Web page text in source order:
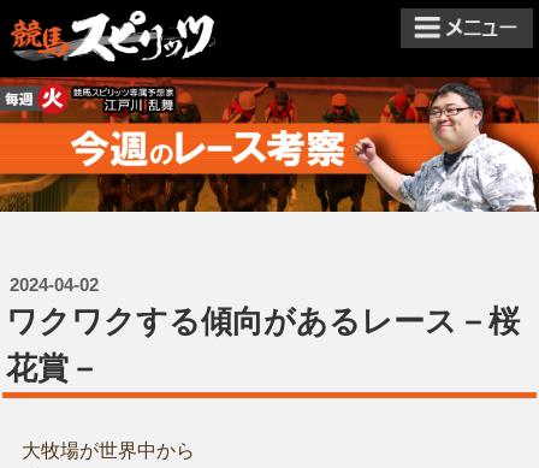
2024-04-02
ワクワクする傾向があるレース－桜
花賞－
大牧場が世界中から